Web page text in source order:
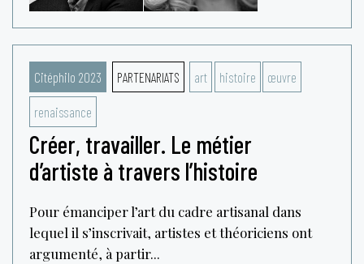
Citéphilo 2023 PARTENARIATS art histoire œuvre
renaissance
Créer, travailler. Le métier
d’artiste à travers l’histoire
Pour émanciper l’art du cadre artisanal dans
lequel il s’inscrivait, artistes et théoriciens ont
argumenté, à partir...